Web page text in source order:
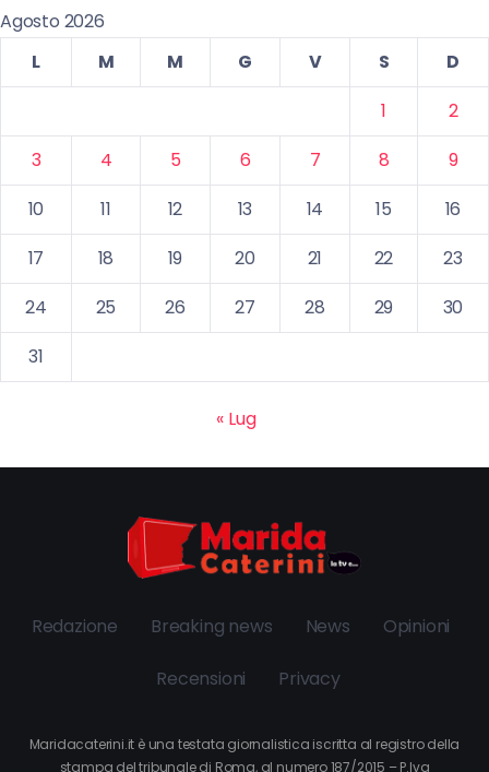
Agosto 2026
L
M M G V S
D
1
2
3
4 5 6 7 8
9
10
11 12 13 14 15
16
17
18 19 20 21 22
23
24
25 26 27 28 29
30
31
« Lug
Redazione Breaking news News Opinioni
Recensioni Privacy
Maridacaterini.it è una testata giornalistica iscritta al registro della
stampa del tribunale di Roma, al numero 187/2015 – P.Iva